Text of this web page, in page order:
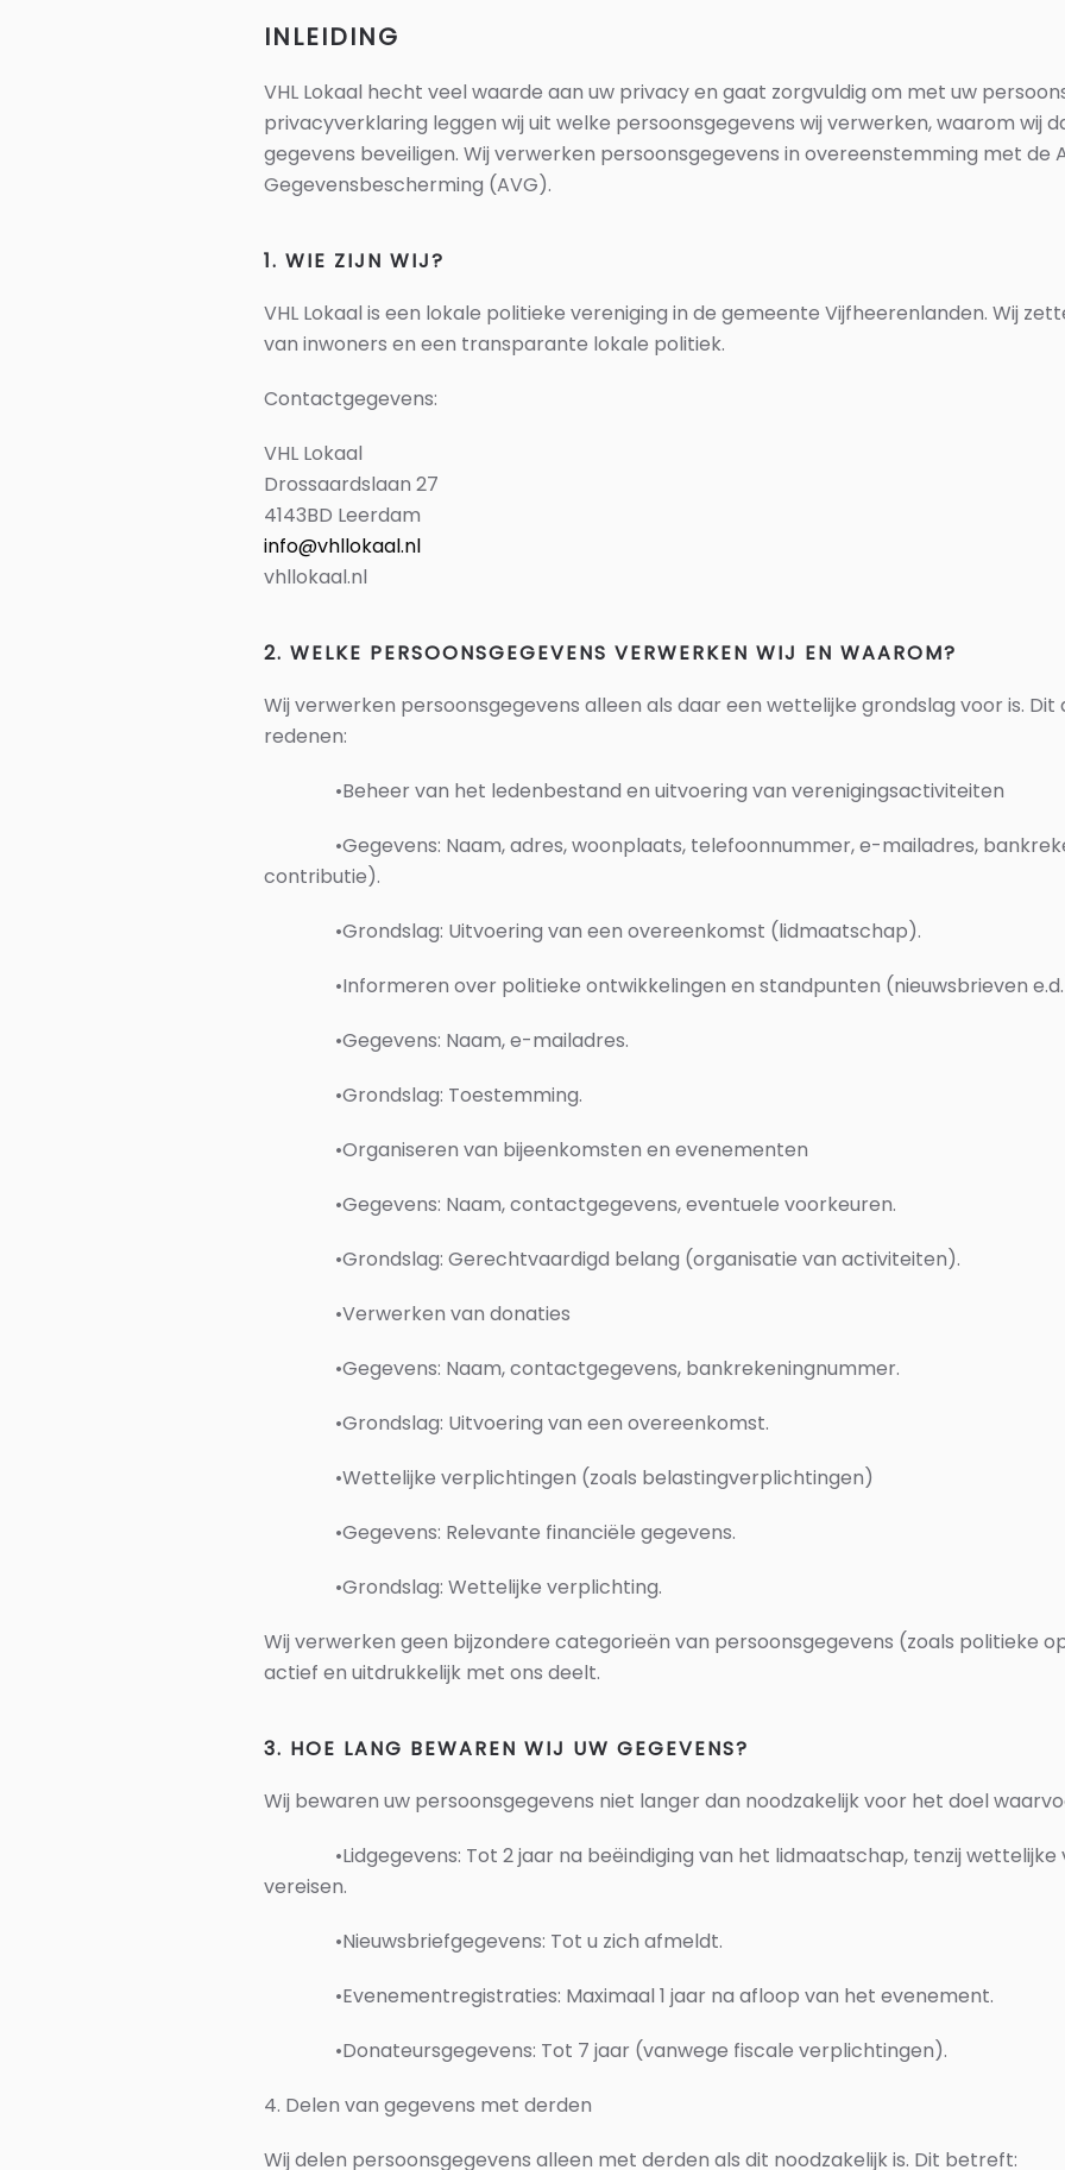
INLEIDING
VHL Lokaal hecht veel waarde aan uw privacy en gaat zorgvuldig om met uw
privacyverklaring leggen wij uit welke persoonsgegevens wij verwerken, waarom wij
gegevens beveiligen. Wij verwerken persoonsgegevens in overeenstemming met de
Gegevensbescherming (AVG).
1. WIE ZIJN WIJ?
VHL Lokaal is een lokale politieke vereniging in de gemeente Vijfheerenlanden. Wij
van inwoners en een transparante lokale politiek.
Contactgegevens:
VHL Lokaal
Drossaardslaan 27
4143BD Leerdam
info@vhllokaal.nl
vhllokaal.nl
2. WELKE PERSOONSGEGEVENS VERWERKEN WIJ EN WAAROM?
Wij verwerken persoonsgegevens alleen als daar een wettelijke grondslag voor is. Dit
redenen:
•Beheer van het ledenbestand en uitvoering van verenigingsactiviteiten
•Gegevens: Naam, adres, woonplaats, telefoonnummer, e-mailadres,
contributie).
•Grondslag: Uitvoering van een overeenkomst (lidmaatschap).
•Informeren over politieke ontwikkelingen en standpunten (nieuwsbrieven
•Gegevens: Naam, e-mailadres.
•Grondslag: Toestemming.
•Organiseren van bijeenkomsten en evenementen
•Gegevens: Naam, contactgegevens, eventuele voorkeuren.
•Grondslag: Gerechtvaardigd belang (organisatie van activiteiten).
•Verwerken van donaties
•Gegevens: Naam, contactgegevens, bankrekeningnummer.
•Grondslag: Uitvoering van een overeenkomst.
•Wettelijke verplichtingen (zoals belastingverplichtingen)
•Gegevens: Relevante financiële gegevens.
•Grondslag: Wettelijke verplichting.
Wij verwerken geen bijzondere categorieën van persoonsgegevens (zoals politieke
actief en uitdrukkelijk met ons deelt.
3. HOE LANG BEWAREN WIJ UW GEGEVENS?
Wij bewaren uw persoonsgegevens niet langer dan noodzakelijk voor het doel
•Lidgegevens: Tot 2 jaar na beëindiging van het lidmaatschap, tenzij
vereisen.
•Nieuwsbriefgegevens: Tot u zich afmeldt.
•Evenementregistraties: Maximaal 1 jaar na afloop van het evenement.
•Donateursgegevens: Tot 7 jaar (vanwege fiscale verplichtingen).
4. Delen van gegevens met derden
Wij delen persoonsgegevens alleen met derden als dit noodzakelijk is. Dit betreft: